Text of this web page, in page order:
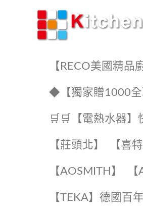
【RECO美國精品
◆【獨家贈1000全
🛒🛒【電熱水器】
【莊頭北】 【喜
【AOSMITH】
【TEKA】️德國百